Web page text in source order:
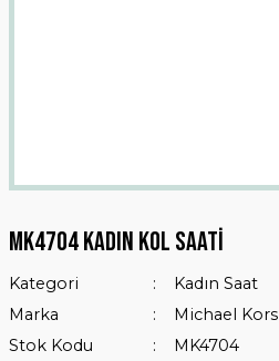
Mk4704 Kadın Kol Saati
Kategori
Kadın Saat
Marka
Michael Kors
Stok Kodu
MK4704